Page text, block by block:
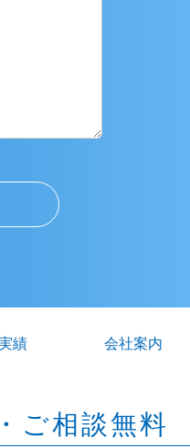
績 会社案内
ご相談無料